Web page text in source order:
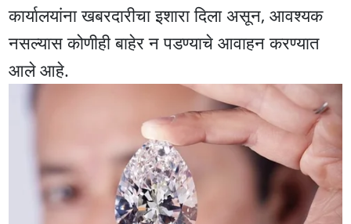
कार्यालयांना खबरदारीचा इशारा दिला असून, आवश्यक
नसल्यास कोणीही बाहेर न पडण्याचे आवाहन करण्यात
आले आहे.